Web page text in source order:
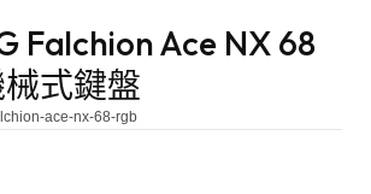
Falchion Ace NX 68
械式鍵盤
ace-nx-68-rgb